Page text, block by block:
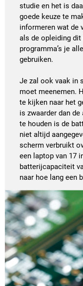
studie en het is
goede keuze te
informeren wat de
als de opleiding dit
programma’s je
gebruiken.
Je zal ook vaak in
moet meenemen.
te kijken naar het
is zwaarder dan
te houden is de
niet altijd
scherm verbruikt
een laptop van 17
batterijcapaciteit
naar hoe lang een